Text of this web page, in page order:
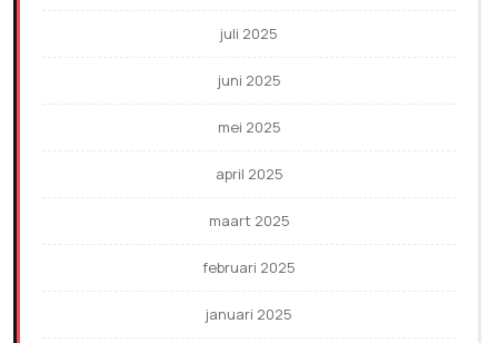
juli 2025
juni 2025
mei 2025
april 2025
maart 2025
februari 2025
januari 2025